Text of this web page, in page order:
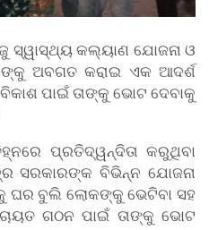
ସ୍ୱାସ୍ଥ୍ୟ କଲ୍ୟାଣ ଯୋଜନା ଓ
ଅବଗତ କରାଇ ଏକ ଆଦର୍ଶ
ପାଇଁ ତାଙ୍କୁ ଭୋଟ ଦେବାକୁ
ପ୍ରତିଦ୍ୱନ୍ଦିତା କରୁଥିବା
ସରକାରଙ୍କ ବିଭିନ୍ନ ଯୋଜନା
ଘର ବୁଲି ଲୋକଙ୍କୁ ଭେଟିବା ସହ
ଗଠନ ପାଇଁ ତାଙ୍କୁ ଭୋଟ